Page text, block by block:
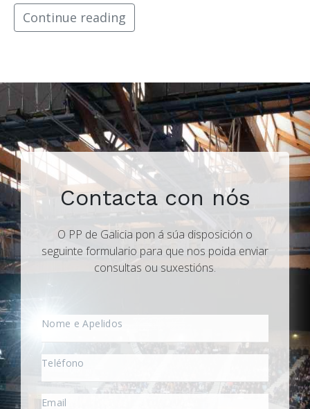
Continue reading
Contacta con nós
O PP de Galicia pon á súa disposición o
seguinte formulario para que nos poida enviar
consultas ou suxestións.